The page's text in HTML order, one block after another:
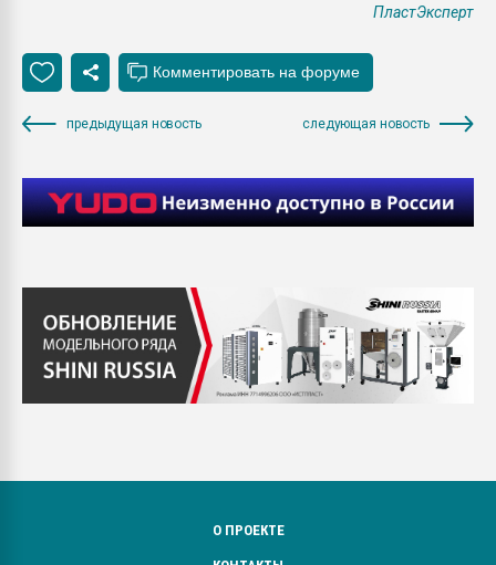
ПластЭксперт
предыдущая новость следующая новость
О ПРОЕКТЕ